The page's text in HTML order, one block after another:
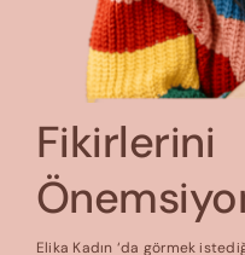
Fikirlerini
Elika Kadın ‘da görmek